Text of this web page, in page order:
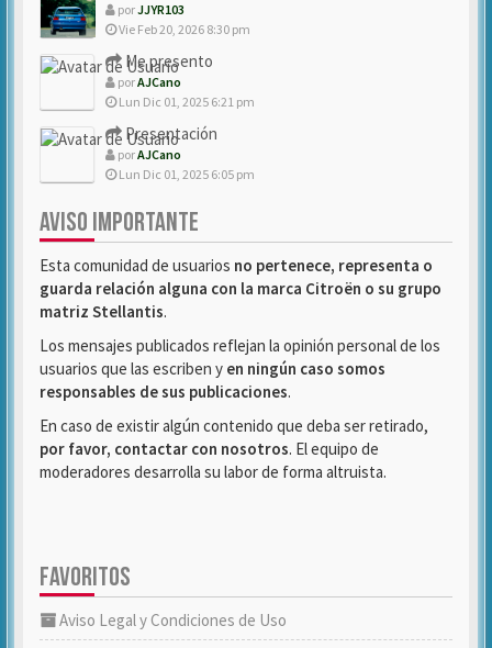
porJJYR103
Vie Feb 20, 2026 8:30 pm
Me presento
porAJCano
Lun Dic 01, 2025 6:21 pm
Presentación
porAJCano
Lun Dic 01, 2025 6:05 pm
AVISO IMPORTANTE
Esta comunidad de usuarios no pertenece, representa o
guarda relación alguna con la marca Citroën o su grupo
matriz Stellantis.
Los mensajes publicados reflejan la opinión personal de los
usuarios que las escriben y en ningún caso somos
responsables de sus publicaciones.
En caso de existir algún contenido que deba ser retirado,
por favor, contactar con nosotros. El equipo de
moderadores desarrolla su labor de forma altruista.
FAVORITOS
Aviso Legal y Condiciones de Uso